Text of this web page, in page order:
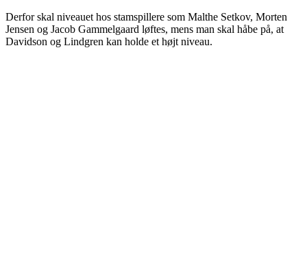
Derfor skal niveauet hos stamspillere som Malthe Setkov, Morten
Jensen og Jacob Gammelgaard løftes, mens man skal håbe på, at
Davidson og Lindgren kan holde et højt niveau.